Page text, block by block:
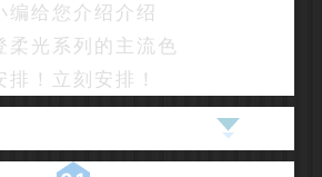
编给您介绍介绍
柔光系列的主流色
排！立刻安排！